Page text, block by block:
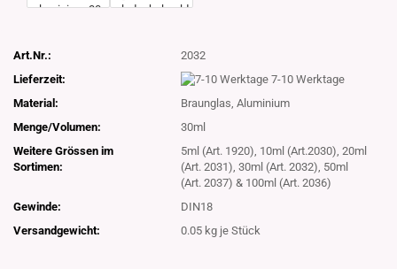
Art.Nr.:
2032
Lieferzeit:
7-10 Werktage
Material:
Braunglas, Aluminium
Menge/Volumen:
30ml
Weitere Grössen im
Sortimen:
5ml (Art. 1920), 10ml (Art.2030), 20ml
(Art. 2031), 30ml (Art. 2032), 50ml
(Art. 2037) & 100ml (Art. 2036)
Gewinde:
DIN18
Versandgewicht:
0.05 kg je Stück